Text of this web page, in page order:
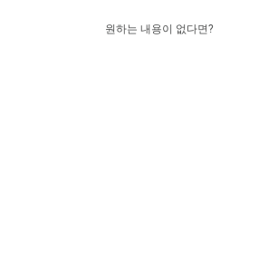
원하는 내용이 없다면?